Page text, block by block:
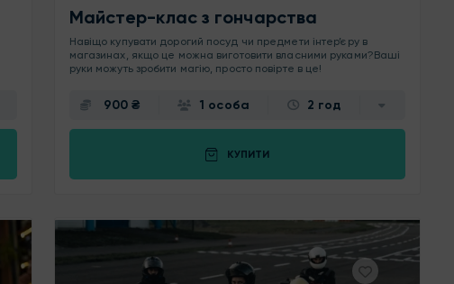
Майстер-клас з гончарства
Навіщо купувати дорогий посуд чи предмети інтер’єру в
магазинах, якщо це можна виготовити власними руками?Ваші
руки можуть зробити магію, просто повірте в це!
900 ₴ 1 особа 2 год
КУПИТИ